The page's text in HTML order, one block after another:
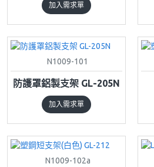
加入需求單
N1009-101
防護罩鋁製支架 GL-205N
加入需求單
N1009-102a